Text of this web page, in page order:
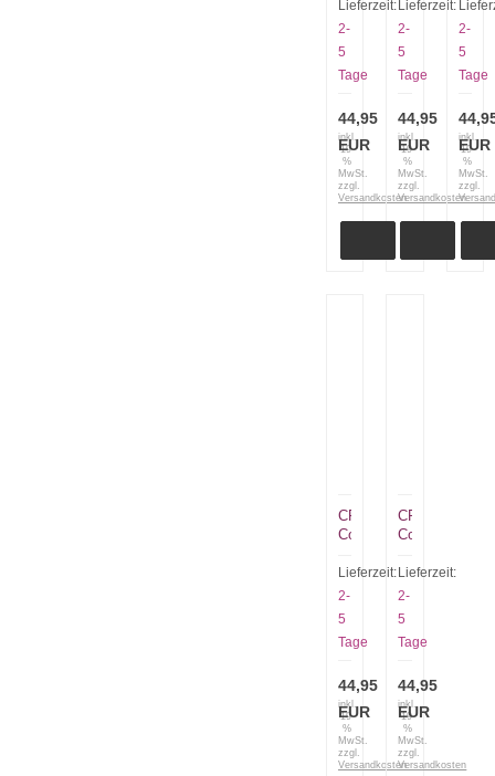
Knife
and
Tool
Neck
Minimalist
Keramin
Karambit
Lieferzeit:
2-
5
Tage
44,95
EUR
inkl.
19
%
MwSt.
zzgl.
Versandkosten
Knife
and
Tool
Neck
Minimalist
Persian
Lieferzeit:
2-
5
Tage
44,95
EUR
inkl.
19
%
MwSt.
zzgl.
Versandkosten
Knife
and
Tool
Neck
2383
2-
5
Tage
EUR
inkl.
19
%
MwSt.
zzgl.
CRKT
Columbia
Knife
and
Tool
Neck
Minimalist
Bowie
Lieferzeit:
2-
5
Tage
44,95
EUR
inkl.
19
%
MwSt.
zzgl.
Versandkosten
CRKT
Columbia
Knife
and
Tool
Neck
Minimalist
Lieferzeit:
2-
5
Tage
44,95
EUR
inkl.
19
%
MwSt.
zzgl.
Versandkosten